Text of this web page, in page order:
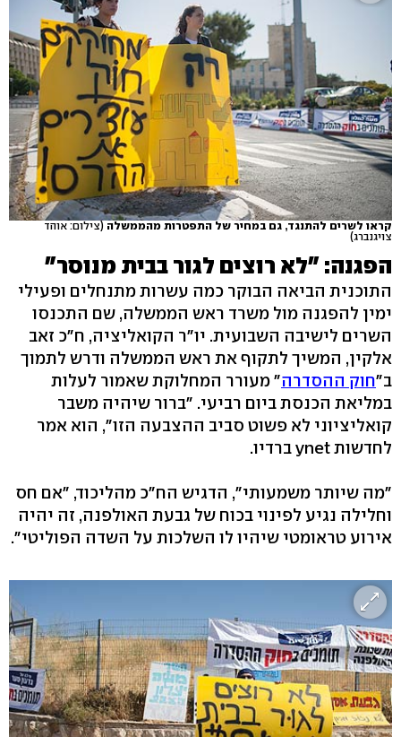
קראו לשרים להתנגד, גם במחיר של התפטרות מהממשלה (צילום: אוהד
צויגנברג)
הפגנה: "לא רוצים לגור בבית מנוסר"
התוכנית הביאה הבוקר כמה עשרות מתנחלים ופעילי
ימין להפגנה מול משרד ראש הממשלה, שם התכנסו
השרים לישיבה השבועית. יו"ר הקואליציה, ח"כ זאב
אלקין, המשיך לתקוף את ראש הממשלה ודרש לתמוך
ב"חוק ההסדרה" מעורר המחלוקת שאמור לעלות
במליאת הכנסת ביום רביעי. "ברור שיהיה משבר
קואליציוני לא פשוט סביב ההצבעה הזו", הוא אמר
לחדשות ynet ברדיו.
"מה שיותר משמעותי", הדגיש הח"כ מהליכוד, "אם חס
וחלילה נגיע לפינוי בכוח של גבעת האולפנה, זה יהיה
אירוע טראומטי שיהיו לו השלכות על השדה הפוליטי".